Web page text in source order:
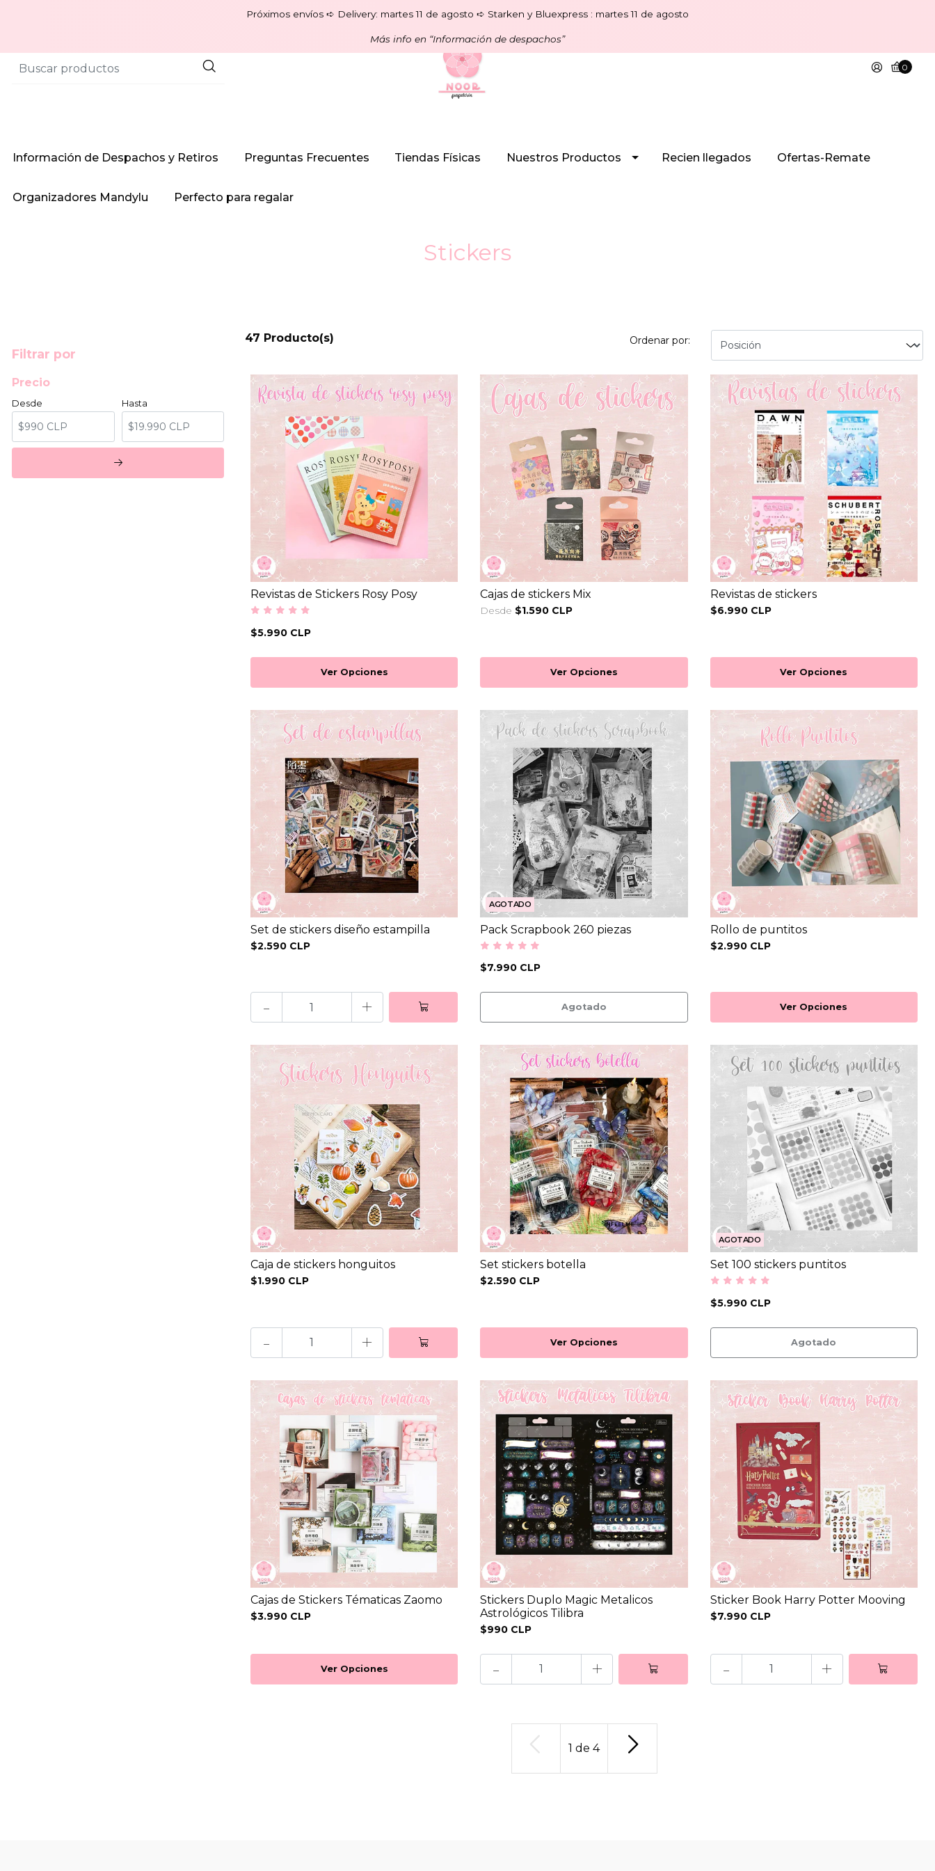
Próximos envíos ➪ Delivery: martes 11 de agosto ➪ Starken y Bluexpress : martes 11 de agosto
Más info en “Información de despachos”
0
Información de Despachos y Retiros Preguntas Frecuentes Tiendas Físicas Nuestros Productos Recien llegados Ofertas-Remate
Organizadores Mandylu Perfecto para regalar
Stickers
Filtrar por
Precio
Desde Hasta
47 Producto(s) Ordenar por:
Revistas de Stickers Rosy Posy
$5.990 CLP
Ver Opciones
Cajas de stickers Mix
Desde $1.590 CLP
Ver Opciones
Revistas de stickers
$6.990 CLP
Ver Opciones
Set de stickers diseño estampilla
$2.590 CLP
- +
AGOTADO
Pack Scrapbook 260 piezas
$7.990 CLP
Agotado
Rollo de puntitos
$2.990 CLP
Ver Opciones
Caja de stickers honguitos
$1.990 CLP
- +
Set stickers botella
$2.590 CLP
Ver Opciones
AGOTADO
Set 100 stickers puntitos
$5.990 CLP
Agotado
Cajas de Stickers Tématicas Zaomo
$3.990 CLP
Ver Opciones
Stickers Duplo Magic Metalicos
Astrológicos Tilibra
$990 CLP
- +
Sticker Book Harry Potter Mooving
$7.990 CLP
- +
1 de 4